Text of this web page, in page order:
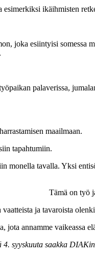
ikäihmisten
joka esiintyisi somessa
palaverissa,
maailmaan.
tapahtumiin.
monella tavalla. Yksi
Tämä on työ
ja tavaroista
annamme vaikeassa
syyskuuta saakka